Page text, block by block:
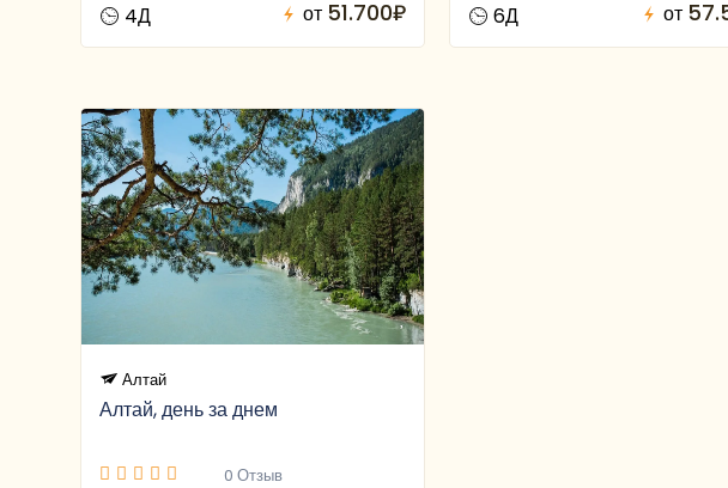
4Д от 51.700₽ 6Д от
Алтай
Алтай, день за днем
0 Отзыв